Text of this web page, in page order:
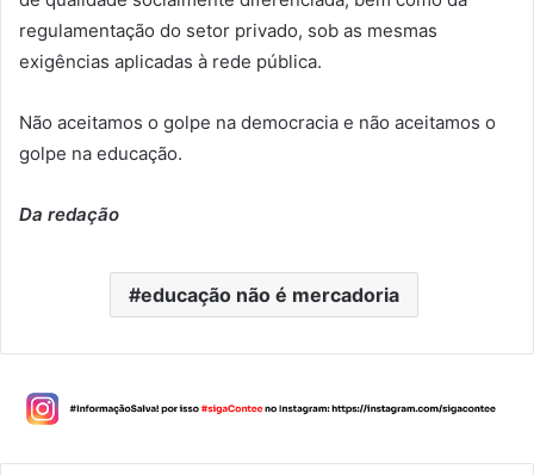
regulamentação do setor privado, sob as mesmas
exigências aplicadas à rede pública.
Não aceitamos o golpe na democracia e não aceitamos o
golpe na educação.
Da redação
educação não é mercadoria